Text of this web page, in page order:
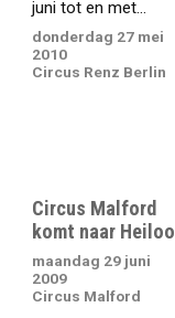
juni tot en met...
donderdag 27 mei
2010
Circus Renz Berlin
Circus Malford
komt naar Heiloo
maandag 29 juni
2009
Circus Malford